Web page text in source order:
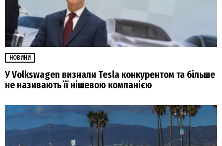
НОВИНИ
У Volkswagen визнали Tesla конкурентом та більше
не називають її нішевою компанією